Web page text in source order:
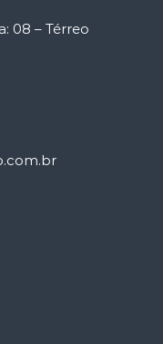
08 – Térreo